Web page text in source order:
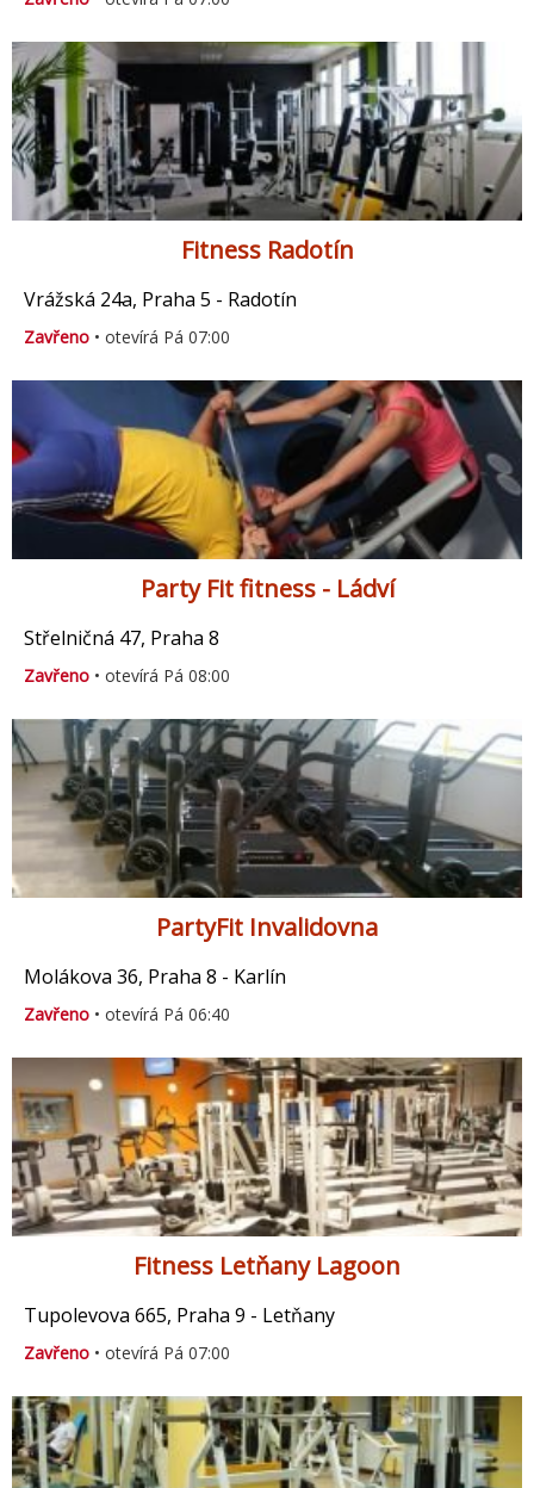
Fitness Radotín
Vrážská 24a, Praha 5 - Radotín
Zavřeno • otevírá Pá 07:00
Party Fit fitness - Ládví
Střelničná 47, Praha 8
Zavřeno • otevírá Pá 08:00
PartyFit Invalidovna
Molákova 36, Praha 8 - Karlín
Zavřeno • otevírá Pá 06:40
Fitness Letňany Lagoon
Tupolevova 665, Praha 9 - Letňany
Zavřeno • otevírá Pá 07:00